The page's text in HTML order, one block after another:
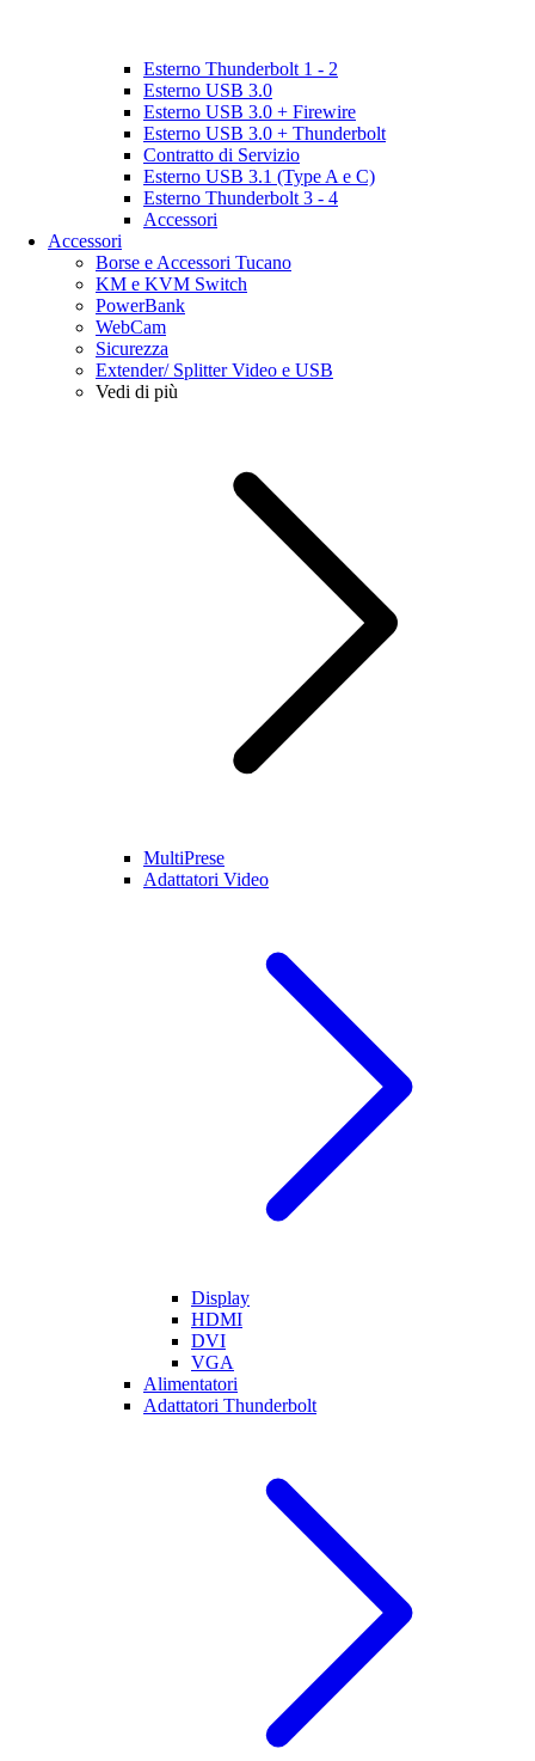
Esterno Thunderbolt 1 - 2
Esterno USB 3.0
Esterno USB 3.0 + Firewire
Esterno USB 3.0 + Thunderbolt
Contratto di Servizio
Esterno USB 3.1 (Type A e C)
Esterno Thunderbolt 3 - 4
Accessori
Accessori
Borse e Accessori Tucano
KM e KVM Switch
PowerBank
WebCam
Sicurezza
Extender/ Splitter Video e USB
Vedi di più
MultiPrese
Adattatori Video
Display
HDMI
DVI
VGA
Alimentatori
Adattatori Thunderbolt